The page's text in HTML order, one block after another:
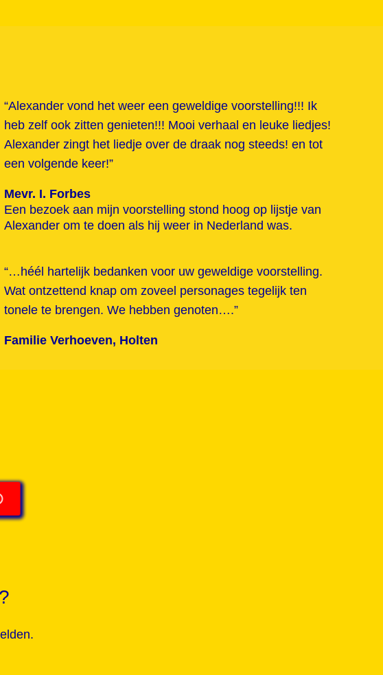
“Alexander vond het weer een geweldige voorstelling!!! Ik
heb zelf ook zitten genieten!!! Mooi verhaal en leuke liedjes!
Alexander zingt het liedje over de draak nog steeds! en tot
een volgende keer!”
Mevr. I. Forbes
Een bezoek aan mijn voorstelling stond hoog op lijstje van
Alexander om te doen als hij weer in Nederland was.
“…héél hartelijk bedanken voor uw geweldige voorstelling.
Wat ontzettend knap om zoveel personages tegelijk ten
tonele te brengen. We hebben genoten….”
Familie Verhoeven, Holten